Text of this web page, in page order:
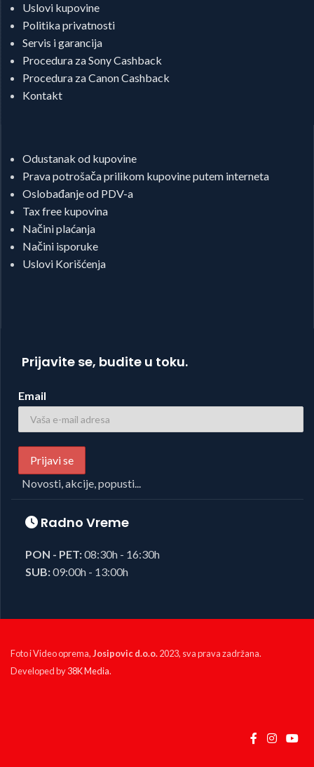
Uslovi kupovine
Politika privatnosti
Servis i garancija
Procedura za Sony Cashback
Procedura za Canon Cashback
Kontakt
Odustanak od kupovine
Prava potrošača prilikom kupovine putem interneta
Oslobađanje od PDV-a
Tax free kupovina
Načini plaćanja
Načini isporuke
Uslovi Korišćenja
Prijavite se, budite u toku.
Email
Novosti, akcije, popusti...
Radno Vreme
PON - PET:08:30h - 16:30h
SUB:09:00h - 13:00h
Foto i Video oprema,Josipovic d.o.o.2023, sva prava zadržana.
Developed by38K Media.